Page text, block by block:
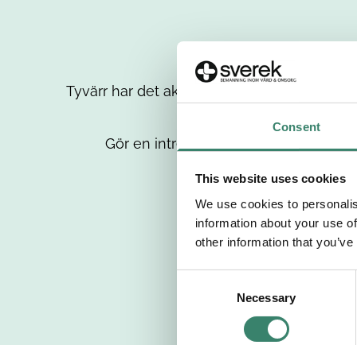
Consent
This website uses cookies
We use cookies to
information about your use
other information that
Necessary
Tyvärr har det aktuella jobbet tagits bort
Gör en intresseanmälan så